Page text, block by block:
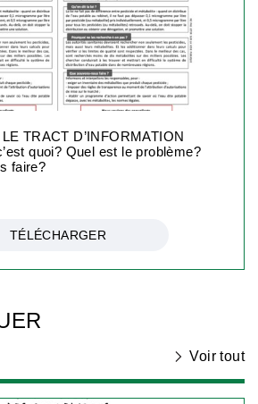
TRACT D’INFORMATION
quoi? Quel est le problème?
faire?
TÉLÉCHARGER
Voir tout